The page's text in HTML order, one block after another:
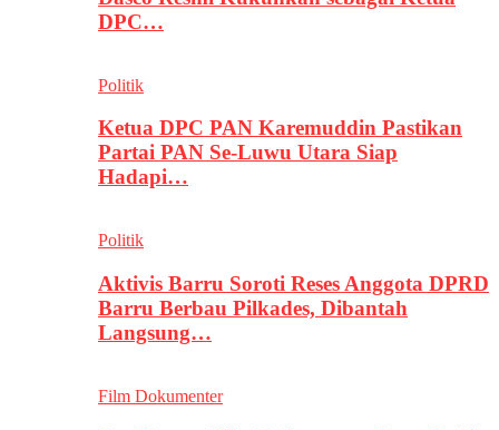
DPC…
Politik
Ketua DPC PAN Karemuddin Pastikan
Partai PAN Se-Luwu Utara Siap
Hadapi…
Politik
Aktivis Barru Soroti Reses Anggota DPRD
Barru Berbau Pilkades, Dibantah
Langsung…
Film Dokumenter